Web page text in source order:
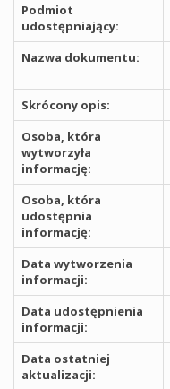
Podmiot
udostępniający:
Nazwa dokumentu:
Skrócony opis:
Osoba, która
wytworzyła
informację:
Osoba, która
udostępnia
informację:
Data wytworzenia
informacji:
Data udostępnienia
informacji:
Data ostatniej
aktualizacji: